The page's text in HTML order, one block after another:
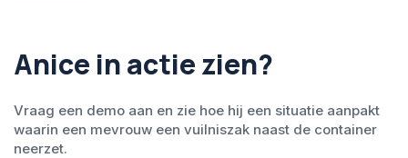
Anice in actie zien?
Vraag een demo aan en zie hoe hij een situatie aanpakt
waarin een mevrouw een vuilniszak naast de container
neerzet.